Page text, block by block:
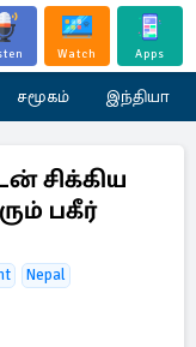
Watch Apps
சமூகம் இந்தியா
சிக்கிய
பகீர்
Nepal